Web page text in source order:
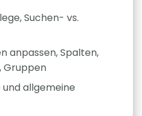
Suchen- vs.
anpassen, Spalten,
Gruppen
allgemeine